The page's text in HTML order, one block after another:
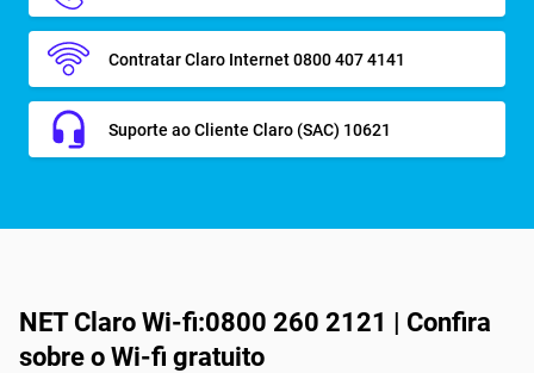
Contratar Claro Internet 0800 407 4141
Suporte ao Cliente Claro (SAC) 10621
NET Claro Wi-fi:0800 260 2121 | Confira
sobre o Wi-fi gratuito